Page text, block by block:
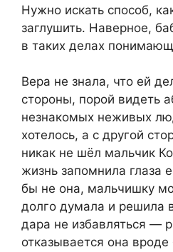
Нужно искать способ,
заглушить. Наверное,
в таких делах
Вера не знала, что ей
стороны, порой видеть
незнакомых неживых
хотелось, а с другой
никак не шёл мальчик
жизнь запомнила глаза
бы не она, мальчишку
долго думала и решила
дара не избавляться —
отказывается она